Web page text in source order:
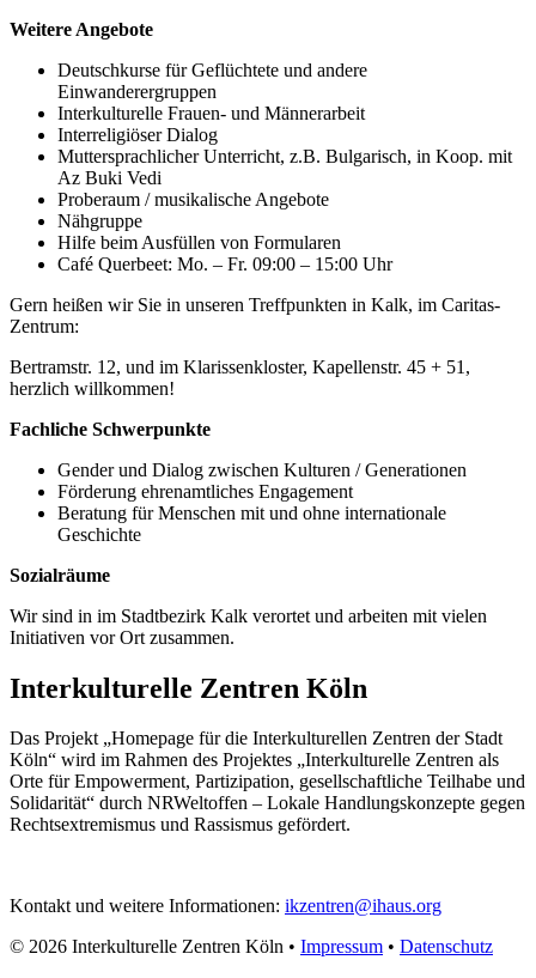
Weitere Angebote
Deutschkurse für Geflüchtete und andere
Einwanderergruppen
Interkulturelle Frauen- und Männerarbeit
Interreligiöser Dialog
Muttersprachlicher Unterricht, z.B. Bulgarisch, in Koop. mit
Az Buki Vedi
Proberaum / musikalische Angebote
Nähgruppe
Hilfe beim Ausfüllen von Formularen
Café Querbeet: Mo. – Fr. 09:00 – 15:00 Uhr
Gern heißen wir Sie in unseren Treffpunkten in Kalk, im Caritas-
Zentrum:
Bertramstr. 12, und im Klarissenkloster, Kapellenstr. 45 + 51,
herzlich willkommen!
Fachliche Schwerpunkte
Gender und Dialog zwischen Kulturen / Generationen
Förderung ehrenamtliches Engagement
Beratung für Menschen mit und ohne internationale
Geschichte
Sozialräume
Wir sind in im Stadtbezirk Kalk verortet und arbeiten mit vielen
Initiativen vor Ort zusammen.
Interkulturelle Zentren Köln
Das Projekt „Homepage für die Interkulturellen Zentren der Stadt
Köln“ wird im Rahmen des Projektes „Interkulturelle Zentren als
Orte für Empowerment, Partizipation, gesellschaftliche Teilhabe und
Solidarität“ durch NRWeltoffen – Lokale Handlungskonzepte gegen
Rechtsextremismus und Rassismus gefördert.
Kontakt und weitere Informationen: ikzentren@ihaus.org
© 2026 Interkulturelle Zentren Köln • Impressum • Datenschutz